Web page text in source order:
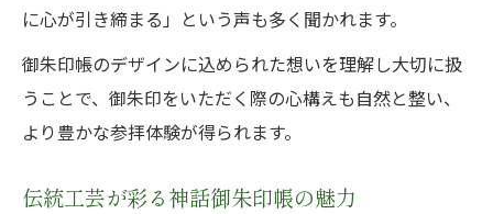
に心が引き締まる」という声も多く聞かれます。
御朱印帳のデザインに込められた想いを理解し大切に扱
うことで、御朱印をいただく際の心構えも自然と整い、
より豊かな参拝体験が得られます。
伝統工芸が彩る神話御朱印帳の魅力